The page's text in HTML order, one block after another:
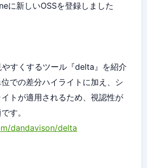
に新しいOSSを登録しました
すくするツール『delta』を紹介
での差分ハイライトに加え、シ
トが適用されるため、視認性が
す。
dandavison/delta